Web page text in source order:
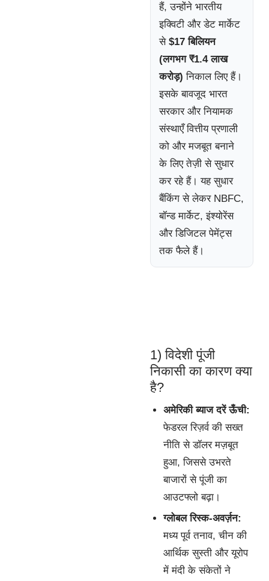
हैं, उन्होंने भारतीय
इक्विटी और डेट मार्केट
से $17 बिलियन
(लगभग ₹1.4 लाख
करोड़) निकाल लिए हैं।
इसके बावजूद भारत
सरकार और नियामक
संस्थाएँ वित्तीय प्रणाली
को और मजबूत बनाने
के लिए तेज़ी से सुधार
कर रहे हैं। यह सुधार
बैंकिंग से लेकर NBFC,
बॉन्ड मार्केट, इंश्योरेंस
और डिजिटल पेमेंट्स
तक फैले हैं।
1) विदेशी पूंजी
निकासी का कारण क्या
है?
अमेरिकी ब्याज दरें ऊँची:
फेडरल रिज़र्व की सख्त
नीति से डॉलर मज़बूत
हुआ, जिससे उभरते
बाजारों से पूंजी का
आउटफ्लो बढ़ा।
ग्लोबल रिस्क-अवर्ज़न:
मध्य पूर्व तनाव, चीन की
आर्थिक सुस्ती और यूरोप
में मंदी के संकेतों ने